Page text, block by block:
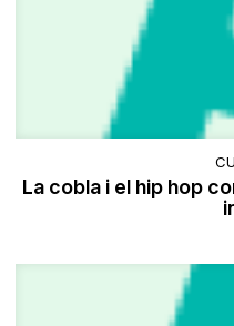
La cobla i el hip hop